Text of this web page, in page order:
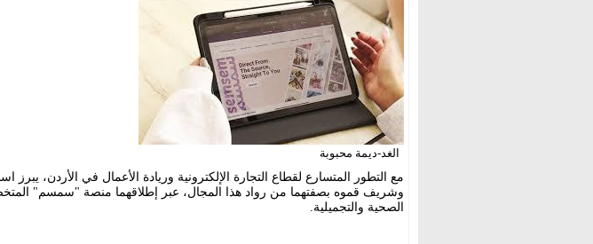
الغد-ديمة محبوبة
مع التطور المتسارع لقطاع التجارة الإلكترونية وريادة الأعمال في الأردن، يبرز
وشريف قموه بصفتهما من رواد هذا المجال، عبر إطلاقهما منصة "سمسم"
الصحية والتجميلية.